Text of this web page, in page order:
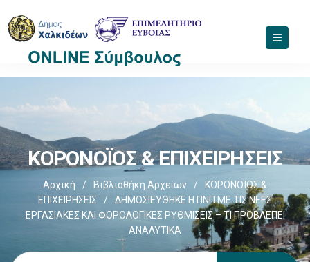
ΚΟΡΟΝΟΪΟΣ & ΕΠΙΧΕΙΡΗΣΕΙΣ
Αρχική / Βιβλιοθήκη Αρχείων /
ΚΟΡΟΝΟΪΟΣ &
ΕΠΙΧΕΙΡΗΣΕΙΣ
/
ΔΗΜΟΣΙΕΥΘΗΚΕ Η ΠΝΠ ΜΕ ΤΙΣ ΝΕΕΣ
ΕΡΓΑΣΙΑΚΕΣ ΚΑΙ ΦΟΡΟΛΟΓΙΚΕΣ ΡΥΘΜΙΣΕΙΣ – ΤΙ ΠΡΟΒΛΕΠΕΙ
ΑΝΑΛΥΤΙΚΑ